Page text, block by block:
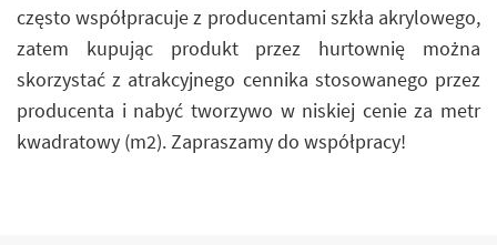
często współpracuje z producentami szkła akrylowego,
zatem kupując produkt przez hurtownię można
skorzystać z atrakcyjnego cennika stosowanego przez
producenta i nabyć tworzywo w niskiej cenie za metr
kwadratowy (m2). Zapraszamy do współpracy!